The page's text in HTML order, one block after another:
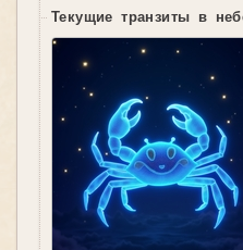
Текущие транзиты в